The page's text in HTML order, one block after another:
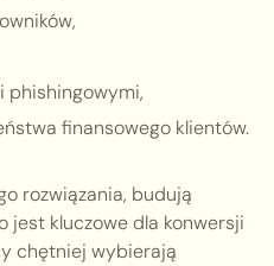
phishingowymi,
finansowego klientów.
rozwiązania, budują
jest kluczowe dla konwersji
chętniej wybierają